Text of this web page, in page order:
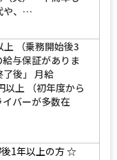
夫）・中高年も
、…
（乗務開始後3
与保証がありま
了後」 月給
上 （初年度から
バーが多数在